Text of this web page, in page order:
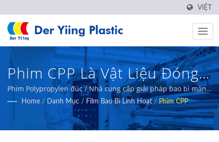
VIỆT
Phim CPP Là Vật Liệu Đóng
Gói Chống Ẩm, Chịu Nhiệt,
Không Độc Hại, Không Mùi
Và Không Vị. / Nhà Cung Cấp
Phim Polypropylen đúc / Nhà cung cấp giải pháp bao bì màng
linh hoạt - Der Yiing Plastic
Home / Danh Mục / Film Bao Bì Linh Hoạt / Phim CPP